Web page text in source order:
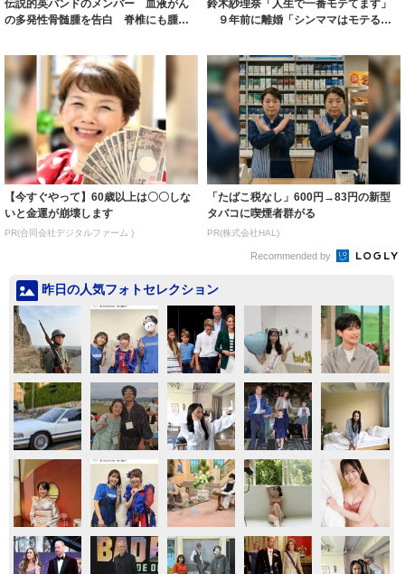
伝説的英バンドのメンバー 血液がん
の多発性骨髄腫を告白 脊椎にも腫
鈴木紗理奈「人生で一番モテてます」
９年前に離婚「シンママはモテる」
【今すぐやって】60歳以上は〇〇しな
いと金運が崩壊します
PR(合同会社デジタルファーム )
「たばこ税なし」600円→83円の新型
タバコに喫煙者群がる
PR(株式会社HAL)
Recommended by
昨日の人気フォトセレクション